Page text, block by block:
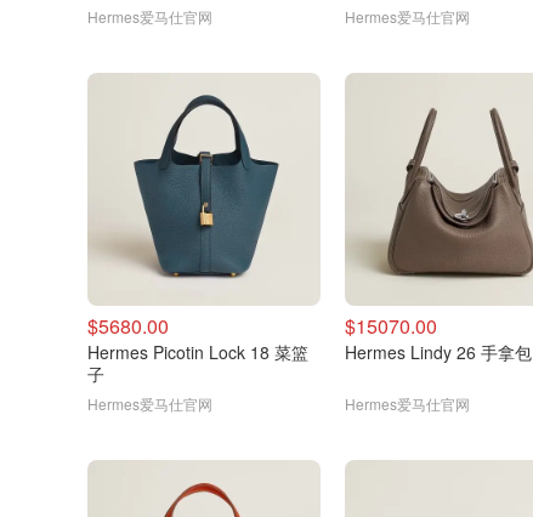
Hermes爱马仕官网 Hermes爱马仕官网
$5680.00
Hermes Picotin Lock 18 菜篮
子
Hermes爱马仕官网
$15070.00
Hermes Lindy 26 手拿包
Hermes爱马仕官网